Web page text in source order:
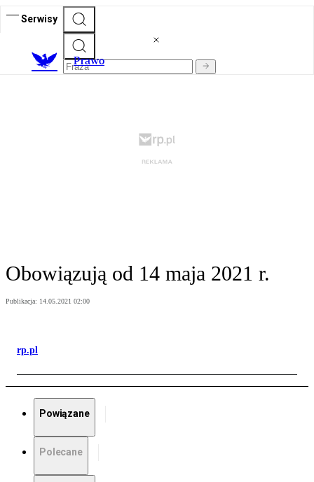
Serwisy
Prawo
Obowiązują od 14 maja 2021 r.
Publikacja: 14.05.2021 02:00
rp.pl
Powiązane
Polecane